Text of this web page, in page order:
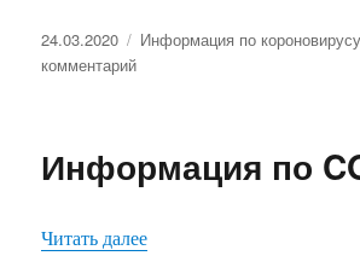
Опубликовано
24.03.2020 Рубрики
Информация по короновирусу
комментарийк
информационной
службы
800
Информация по
Читать далее«Информация по COVID-